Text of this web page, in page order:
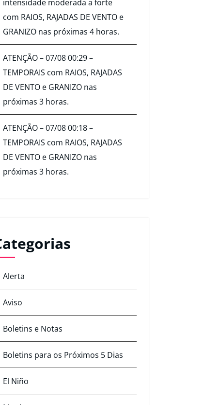
intensidade moderada a forte
com RAIOS, RAJADAS DE VENTO e
GRANIZO nas próximas 4 horas.
ATENÇÃO – 07/08 00:29 –
TEMPORAIS com RAIOS, RAJADAS
DE VENTO e GRANIZO nas
próximas 3 horas.
ATENÇÃO – 07/08 00:18 –
TEMPORAIS com RAIOS, RAJADAS
DE VENTO e GRANIZO nas
próximas 3 horas.
Alerta
Aviso
Boletins e Notas
Boletins para os Próximos 5 Dias
El Niño